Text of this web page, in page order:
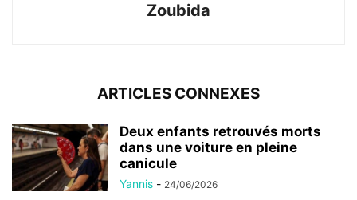
Zoubida
ARTICLES CONNEXES
Deux enfants retrouvés morts
dans une voiture en pleine
canicule
Yannis - 24/06/2026